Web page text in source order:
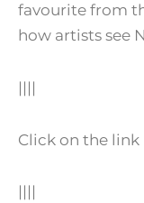
favourite from
how artists see
||||
Click on the
||||